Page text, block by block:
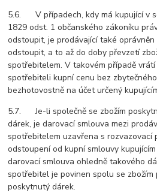
5.6. V případech, kdy má kupující v
1829 odst. 1 občanského zákoníku
odstoupit, je prodávající také
odstoupit, a to až do doby převzetí
spotřebitelem. V takovém případě
spotřebiteli kupní cenu bez
bezhotovostně na účet určený
5.7. Je-li společně se zbožím
dárek, je darovací smlouva mezi
spotřebitelem uzavřena s rozvazovací
odstoupení od kupní smlouvy
darovací smlouva ohledně takového
spotřebitel je povinen spolu se zbožím
poskytnutý dárek.